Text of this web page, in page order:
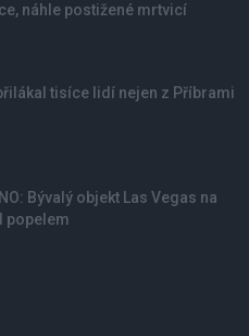
náhle postižené mrtvicí
tisíce lidí nejen z Příbrami
Bývalý objekt Las Vegas na
popelem